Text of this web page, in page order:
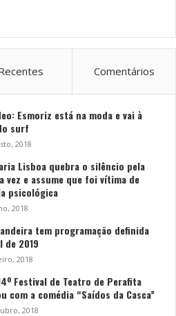
Comentários
Esmoriz está na moda e vai à
surf
2018
Lisboa quebra o silêncio pela
vez e assume que foi vítima de
psicológica
2018
tem programação definida
de 2019
2018
Festival de Teatro de Perafita
com a comédia “Saídos da Casca”
2018